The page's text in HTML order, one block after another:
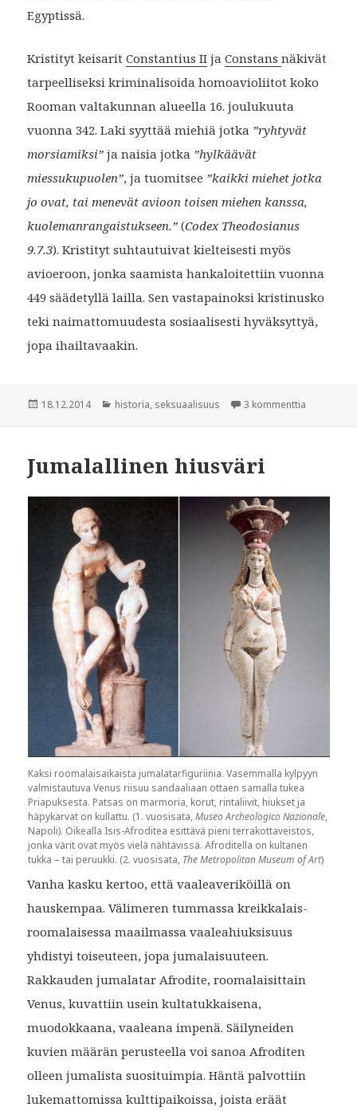
Egyptissä.
Kristityt keisaritConstantius II jaConstansnäkivät
tarpeelliseksi kriminalisoida homoavioliitot koko
Rooman valtakunnan alueella 16. joulukuuta
vuonna 342. Laki syyttää miehiä jotka ”ryhtyvät
morsiamiksi” ja naisia jotka ”hylkäävät
miessukupuolen”, ja tuomitsee ”kaikki miehet jotka
jo ovat, tai menevät avioon toisen miehen kanssa,
kuolemanrangaistukseen.” (Codex Theodosianus
9.7.3). Kristityt suhtautuivat kielteisesti myös
avioeroon, jonka saamista hankaloitettiin vuonna
449 säädetyllä lailla. Sen vastapainoksi kristinusko
teki naimattomuudesta sosiaalisesti hyväksyttyä,
jopa ihailtavaakin.
Julkaistu
18.12.2014 Kategoriat
historia, seksuaalisuus 3 kommenttia
Jumalallinen hiusväri
Kaksi roomalaisaikaista jumalatarfiguriinia. Vasemmalla kylpyyn
valmistautuva Venus riisuu sandaaliaan ottaen samalla tukea
Priapuksesta. Patsas on marmoria, korut, rintaliivit, hiukset ja
häpykarvat on kullattu. (1. vuosisata,Museo Archeologico Nazionale,
Napoli). Oikealla Isis-Afroditea esittävä pieni terrakottaveistos,
jonka värit ovat myös vielä nähtävissä. Afroditella on kultanen
tukka – tai peruukki. (2. vuosisata, The Metropolitan Museum of Art)
Vanha kasku kertoo, että vaaleaveriköillä on
hauskempaa. Välimeren tummassa kreikkalais-
roomalaisessa maailmassa vaaleahiuksisuus
yhdistyi toiseuteen, jopa jumalaisuuteen.
Rakkauden jumalatar Afrodite, roomalaisittain
Venus, kuvattiin usein kultatukkaisena,
muodokkaana, vaaleana impenä. Säilyneiden
kuvien määrän perusteella voi sanoa Afroditen
olleen jumalista suosituimpia. Häntä palvottiin
lukemattomissa kulttipaikoissa, joista eräät